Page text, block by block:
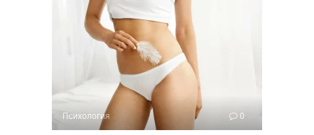
Психология 0